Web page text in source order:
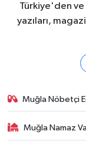
Türkiye'den
yazıları,
Muğla Nöbetçi
Muğla Namaz